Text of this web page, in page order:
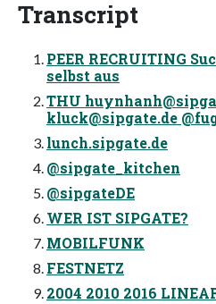
Transcript
PEER RECRUITING
selbst aus
THU
kluck@sipgate.de
lunch.sipgate.de
@sipgate_kitchen
@sipgateDE
WER IST SIPGATE?
MOBILFUNK
FESTNETZ
2004 2010 2016